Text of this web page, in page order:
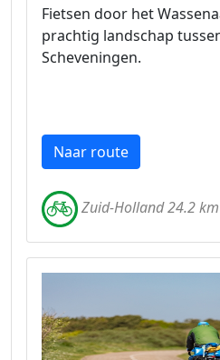
Fietsen door het
prachtig landschap
Scheveningen.
Naar route
Zuid-Holland 24.2 km